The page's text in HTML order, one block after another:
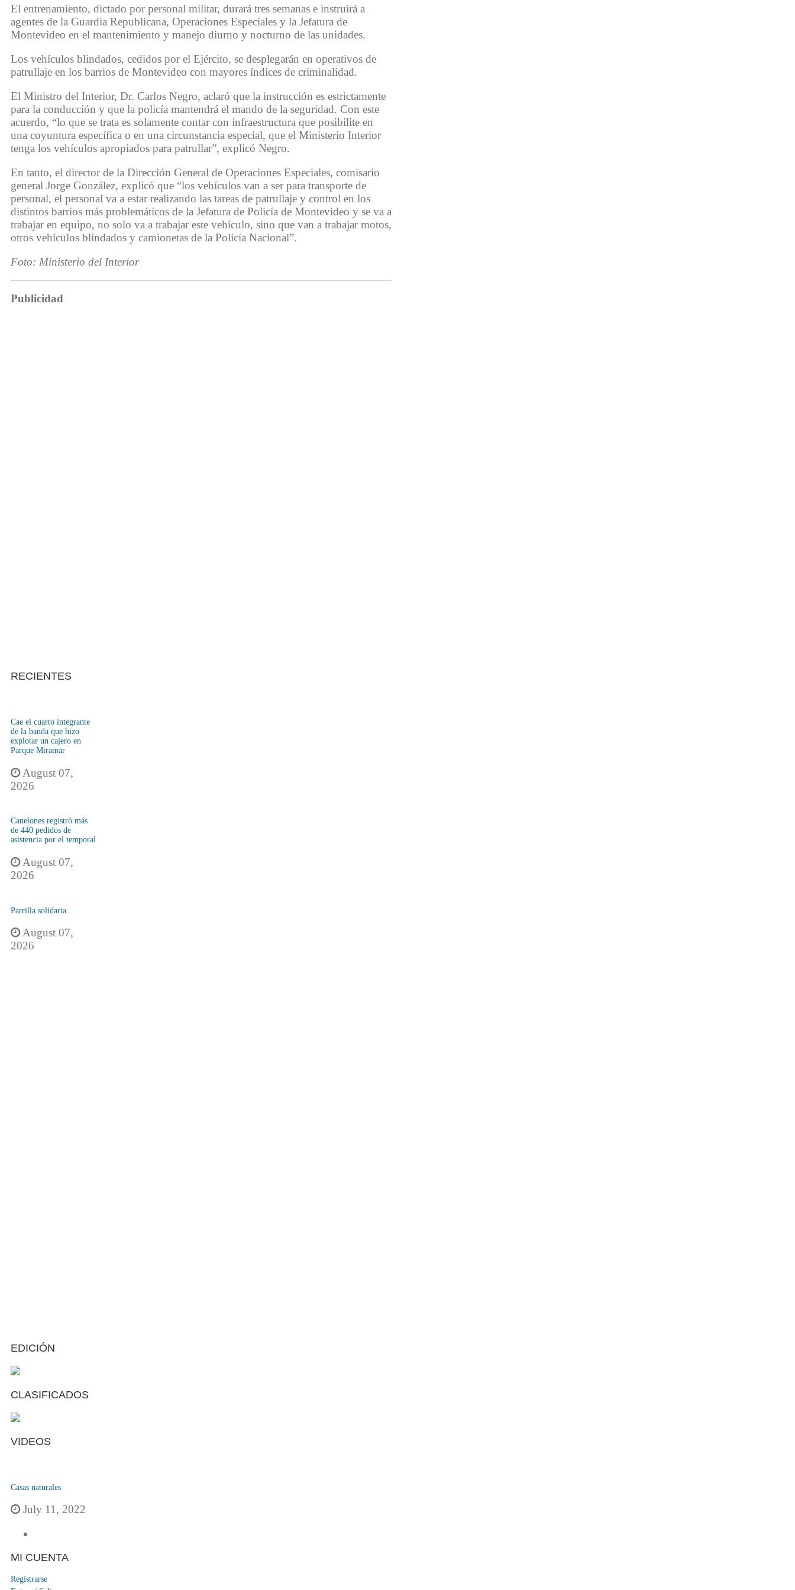
El entrenamiento, dictado por personal militar, durará tres semanas e instruirá a
agentes de la Guardia Republicana, Operaciones Especiales y la Jefatura de
Montevideo en el mantenimiento y manejo diurno y nocturno de las unidades.
Los vehículos blindados, cedidos por el Ejército, se desplegarán en operativos de
patrullaje en los barrios de Montevideo con mayores índices de criminalidad.
El Ministro del Interior, Dr. Carlos Negro, aclaró que la instrucción es estrictamente
para la conducción y que la policía mantendrá el mando de la seguridad. Con este
acuerdo, “lo que se trata es solamente contar con infraestructura que posibilite en
una coyuntura específica o en una circunstancia especial, que el Ministerio Interior
tenga los vehículos apropiados para patrullar”, explicó Negro.
En tanto, el director de la Dirección General de Operaciones Especiales, comisario
general Jorge González, explicó que “los vehículos van a ser para transporte de
personal, el personal va a estar realizando las tareas de patrullaje y control en los
distintos barrios más problemáticos de la Jefatura de Policía de Montevideo y se va a
trabajar en equipo, no solo va a trabajar este vehículo, sino que van a trabajar motos,
otros vehículos blindados y camionetas de la Policía Nacional”.
Foto: Ministerio del Interior
Publicidad
RECIENTES
Cae el cuarto integrante
de la banda que hizo
explotar un cajero en
Parque Miramar
August 07,
2026
Canelones registró más
de 440 pedidos de
asistencia por el temporal
August 07,
2026
Parrilla solidaria
August 07,
2026
EDICIÓN
CLASIFICADOS
VIDEOS
Casas naturales
July 11, 2022
MI CUENTA
Registrarse